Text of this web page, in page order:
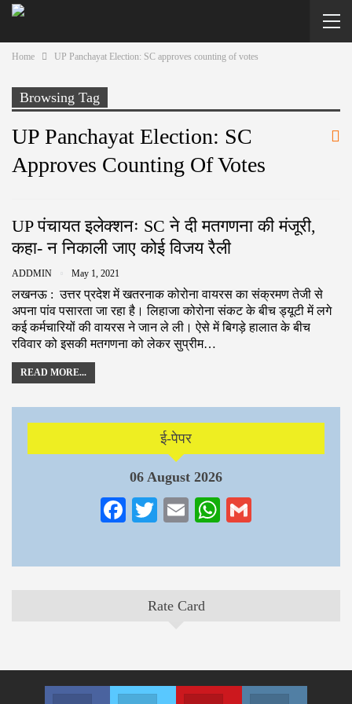
Home UP Panchayat Election: SC approves counting of votes
Browsing Tag
UP Panchayat Election: SC
Approves Counting Of Votes
UP पंचायत इलेक्शनः SC ने दी मतगणना की मंजूरी,
कहा- न निकाली जाए कोई विजय रैली
ADDMIN May 1, 2021
लखनऊ : उत्तर प्रदेश में खतरनाक कोरोना वायरस का संक्रमण तेजी से
अपना पांव पसारता जा रहा है। लिहाजा कोरोना संकट के बीच ड्यूटी में लगे
कई कर्मचारियों की वायरस ने जान ले ली। ऐसे में बिगड़े हालात के बीच
रविवार को इसकी मतगणना को लेकर सुप्रीम…
READ MORE...
ई-पेपर
06 August 2026
Facebook
Twitter
EmailWhatsApp
Rate Card